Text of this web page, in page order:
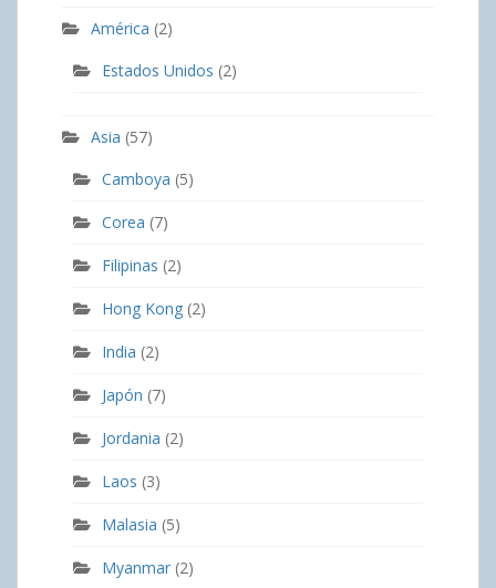
América (2)
Estados Unidos (2)
Asia (57)
Camboya (5)
Corea (7)
Filipinas (2)
Hong Kong (2)
India (2)
Japón (7)
Jordania (2)
Laos (3)
Malasia (5)
Myanmar (2)